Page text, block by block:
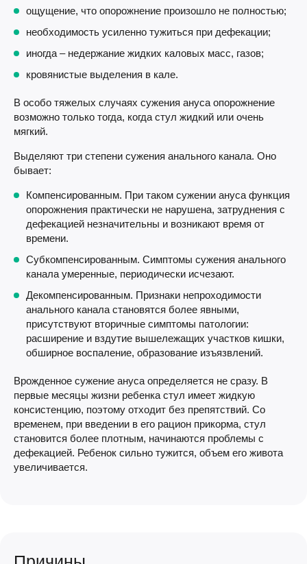
ощущение, что опорожнение произошло не полностью;
необходимость усиленно тужиться при дефекации;
иногда – недержание жидких каловых масс, газов;
кровянистые выделения в кале.
В особо тяжелых случаях сужения ануса опорожнение
возможно только тогда, когда стул жидкий или очень
мягкий.
Выделяют три степени сужения анального канала. Оно
бывает:
Компенсированным. При таком сужении ануса функция
опорожнения практически не нарушена, затруднения с
дефекацией незначительны и возникают время от
времени.
Субкомпенсированным. Симптомы сужения анального
канала умеренные, периодически исчезают.
Декомпенсированным. Признаки непроходимости
анального канала становятся более явными,
присутствуют вторичные симптомы патологии:
расширение и вздутие вышележащих участков кишки,
обширное воспаление, образование изъязвлений.
Врожденное сужение ануса определяется не сразу. В
первые месяцы жизни ребенка стул имеет жидкую
консистенцию, поэтому отходит без препятствий. Со
временем, при введении в его рацион прикорма, стул
становится более плотным, начинаются проблемы с
дефекацией. Ребенок сильно тужится, объем его живота
увеличивается.